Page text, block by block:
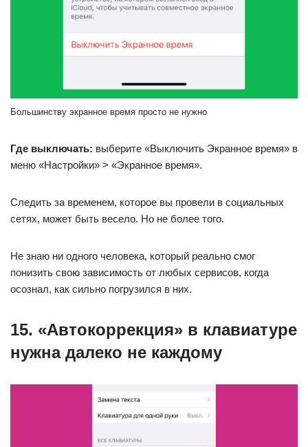
Большинству экранное время просто не нужно
Где выключать: выберите «Выключить Экранное время» в
меню «Настройки» > «Экранное время».
Следить за временем, которое вы провели в социальных
сетях, может быть весело. Но не более того.
Не знаю ни одного человека, который реально смог
понизить свою зависимость от любых сервисов, когда
осознал, как сильно погрузился в них.
15. «Автокоррекция» в клавиатуре
нужна далеко не каждому